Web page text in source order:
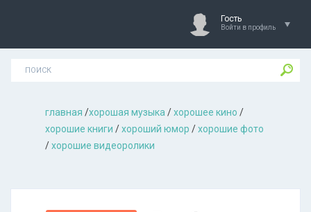
Гость
Войти в профиль
главная /хорошая музыкa /хорошее кино /
хорошие книги /хороший юмор /хорошие фото
/хорошие видеоролики